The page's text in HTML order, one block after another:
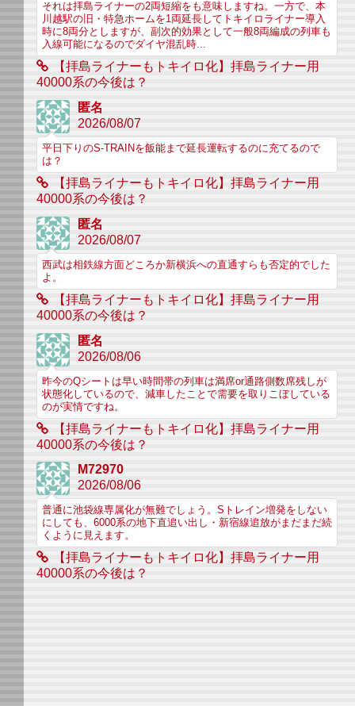
それは拝島ライナーの2両短縮をも意味しますね。一方で、本
川越駅の旧・特急ホームを1両延長してトキイロライナー導入
時に8両分としますが、副次的効果として一般8両編成の列車も
入線可能になるのでダイヤ混乱時...
【拝島ライナーもトキイロ化】拝島ライナー用
40000系の今後は？
匿名
2026/08/07
平日下りのS-TRAINを飯能まで延長運転するのに充てるので
は？
【拝島ライナーもトキイロ化】拝島ライナー用
40000系の今後は？
匿名
2026/08/07
西武は相鉄線方面どころか新横浜への直通すらも否定的でした
よ。
【拝島ライナーもトキイロ化】拝島ライナー用
40000系の今後は？
匿名
2026/08/06
昨今のQシートは早い時間帯の列車は満席or通路側数席残しが
状態化しているので、減車したことで需要を取りこぼしている
のが実情ですね。
【拝島ライナーもトキイロ化】拝島ライナー用
40000系の今後は？
M72970
2026/08/06
普通に池袋線専属化が無難でしょう。Sトレイン増発をしない
にしても、6000系の地下直追い出し・新宿線追放がまだまだ続
くように見えます。
【拝島ライナーもトキイロ化】拝島ライナー用
40000系の今後は？